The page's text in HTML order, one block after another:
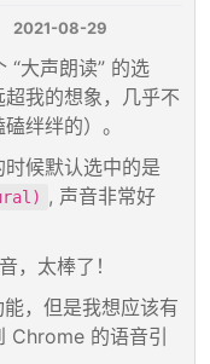
2021-08-29
“大声朗读” 的选
我的想象，几乎不
绊绊的）。
候默认选中的是
, 声音非常好
，太棒了！
，但是我想应该有
Chrome 的语音引